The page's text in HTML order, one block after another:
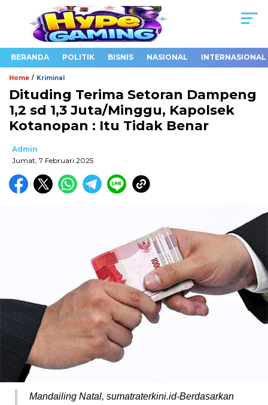
BERANDA POLITIK BISNIS NASIONAL INTERNASIONAL
Home / Kriminal
Dituding Terima Setoran Dampeng
1,2 sd 1,3 Juta/Minggu, Kapolsek
Kotanopan : Itu Tidak Benar
Admin
Jumat, 7 Februari 2025
Mandailing Natal, sumatraterkini.id-Berdasarkan